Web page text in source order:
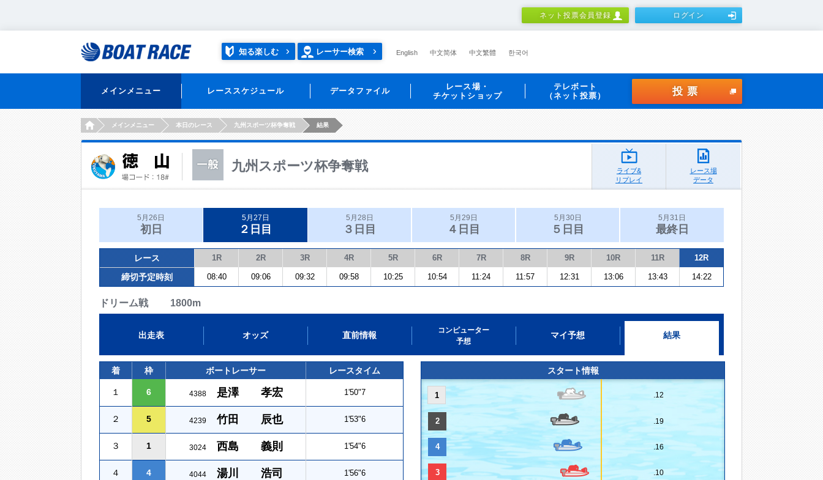
ネット投票会員登録 ログイン
知る楽しむ レーサー検索 English 中文简体 中文繁體 한국어
メインメニュー レーススケジュール データファイル
レース場・
チケットショップ
テレボート
（ネット投票）
投票
HOMEメインメニュー 本日のレース 九州スポーツ杯争奪戦 結果
九州スポーツ杯争奪戦
ライブ&
リプレイ
レース場
データ
5月26日
初日
5月27日
２日目
5月28日
３日目
5月29日
４日目
5月30日
５日目
5月31日
最終日
レース 1R 2R 3R 4R 5R 6R 7R 8R 9R 10R 11R 12R
締切予定時刻 08:40 09:06 09:32 09:58 10:25 10:54 11:24 11:57 12:31 13:06 13:43 14:22
ドリーム戦 1800m
出走表 オッズ 直前情報
コンピューター
予想
マイ予想 結果
着 枠 ボートレーサー レースタイム
１ 6 4388 是澤 孝宏 1'50"7
２ 5 4239 竹田 辰也 1'53"6
３ 1 3024 西島 義則 1'54"6
４ 4 4044 湯川 浩司 1'56"6
スタート情報
1 .12
2 .19
4 .16
3 .10